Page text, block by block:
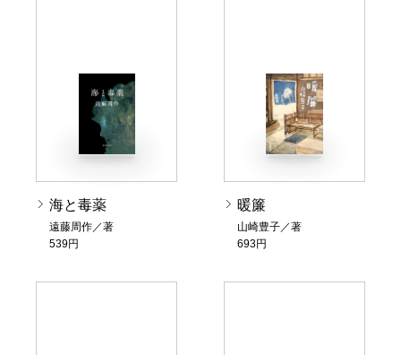
海と毒薬
遠藤周作／著
539円
暖簾
山崎豊子／著
693円